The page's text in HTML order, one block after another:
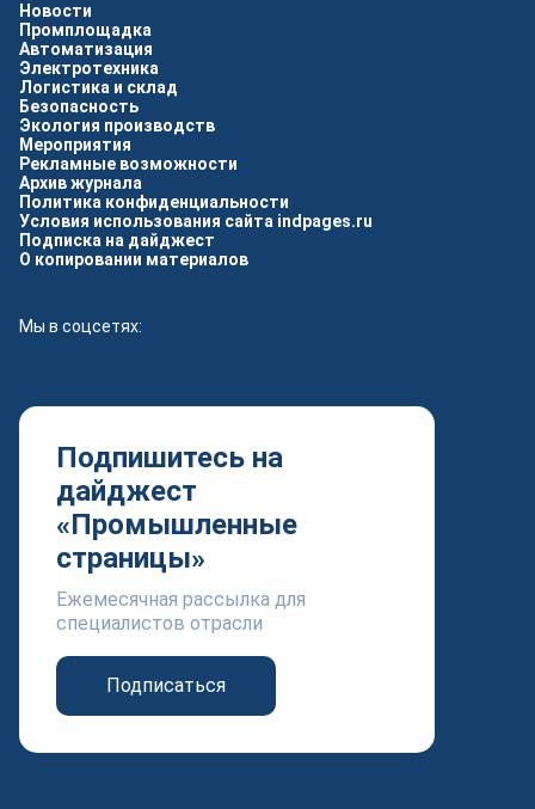
Новости
Промплощадка
Автоматизация
Электротехника
Логистика и склад
Безопасность
Экология производств
Мероприятия
Рекламные возможности
Архив журнала
Политика конфиденциальности
Условия использования сайта indpages.ru
Подписка на дайджест
О копировании материалов
Мы в соцсетях:
Подпишитесь на
дайджест
«Промышленные
страницы»
Ежемесячная рассылка для
специалистов отрасли
Подписаться